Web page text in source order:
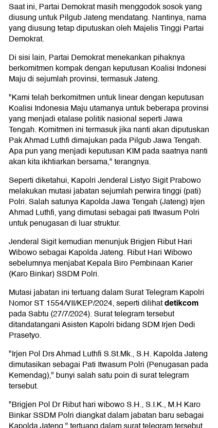
Saat ini, Partai Demokrat masih menggodok sosok yang
diusung untuk Pilgub Jateng mendatang. Nantinya, nama
yang diusung tetap diputuskan oleh Majelis Tinggi Partai
Demokrat.
Di sisi lain, Partai Demokrat menekankan pihaknya
berkomitmen kompak dengan keputusan Koalisi Indonesi
Maju di sejumlah provinsi, termasuk Jateng.
"Kami telah berkomitmen untuk linear dengan keputusan
Koalisi Indonesia Maju utamanya untuk beberapa provinsi
yang menjadi etalase politik nasional seperti Jawa
Tengah. Komitmen ini termasuk jika nanti akan diputuskan
Pak Ahmad Luthfi dimajukan pada Pilgub Jawa Tengah.
Apa pun yang menjadi keputusan KIM pada saatnya nanti
akan kita ikhtiarkan bersama," terangnya.
Seperti diketahui, Kapolri Jenderal Listyo Sigit Prabowo
melakukan mutasi jabatan sejumlah perwira tinggi (pati)
Polri. Salah satunya Kapolda Jawa Tengah (Jateng) Irjen
Ahmad Luthfi, yang dimutasi sebagai pati Itwasum Polri
untuk penugasan di luar struktur.
Jenderal Sigit kemudian menunjuk Brigjen Ribut Hari
Wibowo sebagai Kapolda Jateng. Ribut Hari Wibowo
sebelumnya menjabat Kepala Biro Pembinaan Karier
(Karo Binkar) SSDM Polri.
Mutasi jabatan ini tertuang dalam Surat Telegram Kapolri
Nomor ST 1554/VII/KEP/2024, seperti dilihatdetikcom
pada Sabtu (27/7/2024). Surat telegram tersebut
ditandatangani Asisten Kapolri bidang SDM Irjen Dedi
Prasetyo.
"Irjen Pol Drs Ahmad Luthfi S.St.Mk., S.H. Kapolda Jateng
dimutasikan sebagai Pati Itwasum Polri (Penugasan pada
Kemendag)," bunyi salah satu poin di surat telegram
tersebut.
"Brigjen Pol Dr Ribut hari wibowo S.H., S.I.K., M.H Karo
Binkar SSDM Polri diangkat dalam jabatan baru sebagai